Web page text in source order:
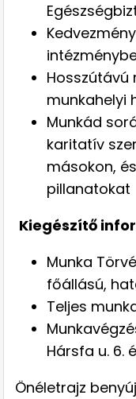
Hosszútávú
munkahelyi
Munkád
karitatív
másokon,
pillanatokat
Kiegészítő
Munka
főállású,
Teljes
Hársfa u. 6.
Önéletrajz